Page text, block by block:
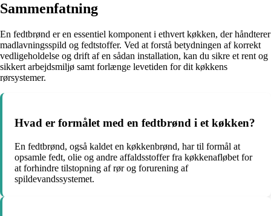
Sammenfatning
En fedtbrønd er en essentiel komponent i ethvert køkken, der håndterer
madlavningsspild og fedtstoffer. Ved at forstå betydningen af korrekt
vedligeholdelse og drift af en sådan installation, kan du sikre et rent og
sikkert arbejdsmiljø samt forlænge levetiden for dit køkkens
rørsystemer.
Hvad er formålet med en fedtbrønd i et køkken?
En fedtbrønd, også kaldet en køkkenbrønd, har til formål at
opsamle fedt, olie og andre affaldsstoffer fra køkkenafløbet for
at forhindre tilstopning af rør og forurening af
spildevandssystemet.